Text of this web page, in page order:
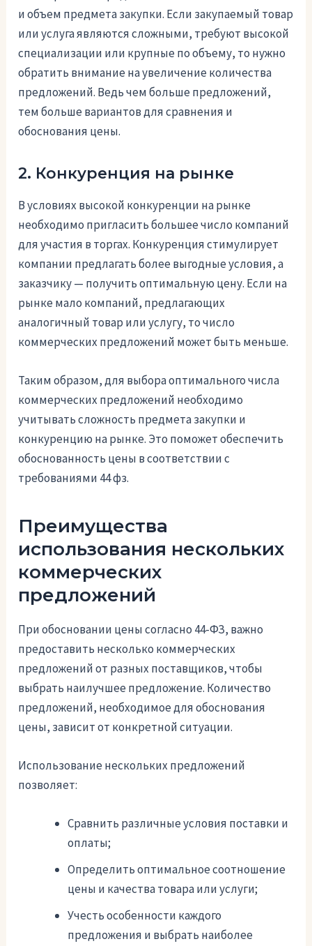
и объем предмета закупки. Если закупаемый товар
или услуга являются сложными, требуют высокой
специализации или крупные по объему, то нужно
обратить внимание на увеличение количества
предложений. Ведь чем больше предложений,
тем больше вариантов для сравнения и
обоснования цены.
2. Конкуренция на рынке
В условиях высокой конкуренции на рынке
необходимо пригласить большее число компаний
для участия в торгах. Конкуренция стимулирует
компании предлагать более выгодные условия, а
заказчику — получить оптимальную цену. Если на
рынке мало компаний, предлагающих
аналогичный товар или услугу, то число
коммерческих предложений может быть меньше.
Таким образом, для выбора оптимального числа
коммерческих предложений необходимо
учитывать сложность предмета закупки и
конкуренцию на рынке. Это поможет обеспечить
обоснованность цены в соответствии с
требованиями 44 фз.
Преимущества
использования нескольких
коммерческих
предложений
При обосновании цены согласно 44-ФЗ, важно
предоставить несколько коммерческих
предложений от разных поставщиков, чтобы
выбрать наилучшее предложение. Количество
предложений, необходимое для обоснования
цены, зависит от конкретной ситуации.
Использование нескольких предложений
позволяет:
Сравнить различные условия поставки и
оплаты;
Определить оптимальное соотношение
цены и качества товара или услуги;
Учесть особенности каждого
предложения и выбрать наиболее